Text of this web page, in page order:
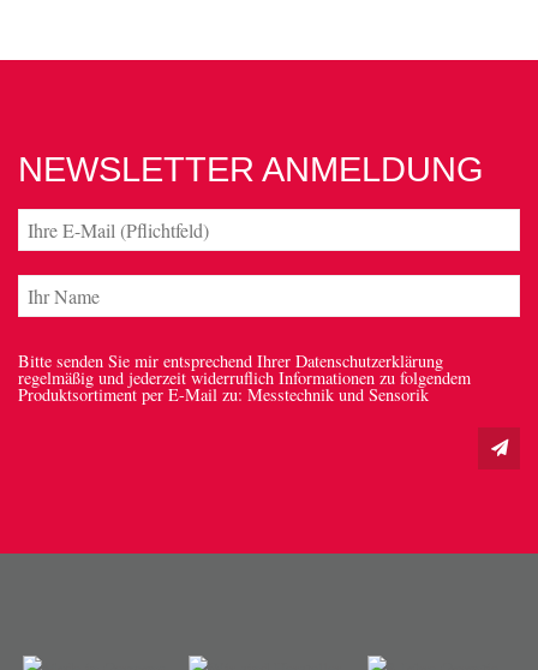
NEWSLETTER ANMELDUNG
Bitte senden Sie mir entsprechend Ihrer Datenschutzerklärung
regelmäßig und jederzeit widerruflich Informationen zu folgendem
Produktsortiment per E-Mail zu: Messtechnik und Sensorik